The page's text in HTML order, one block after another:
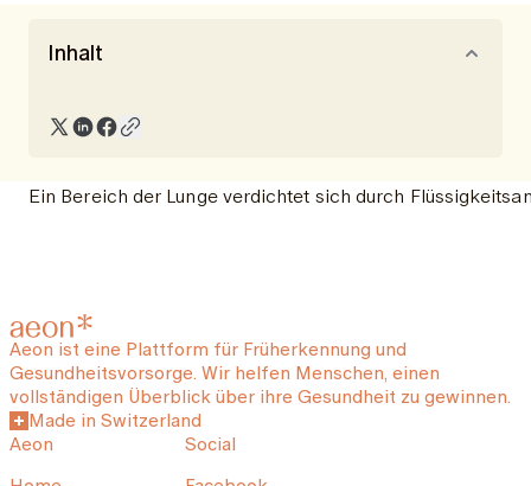
Inhalt
Ein Bereich der Lunge verdichtet sich durch
Aeon ist eine Plattform für Früherkennung und
Gesundheitsvorsorge. Wir helfen Menschen, einen
vollständigen Überblick über ihre Gesundheit zu gewinnen.
Made in Switzerland
Aeon
Social